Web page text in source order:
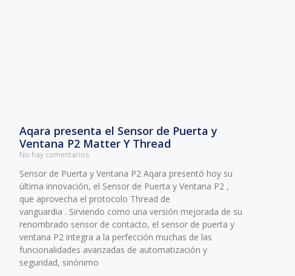
Aqara presenta el Sensor de Puerta y
Ventana P2 Matter Y Thread
No hay comentarios
Sensor de Puerta y Ventana P2 Aqara presentó hoy su
última innovación, el Sensor de Puerta y Ventana P2 ,
que aprovecha el protocolo Thread de
vanguardia . Sirviendo como una versión mejorada de su
renombrado sensor de contacto, el sensor de puerta y
ventana P2 integra a la perfección muchas de las
funcionalidades avanzadas de automatización y
seguridad, sinónimo